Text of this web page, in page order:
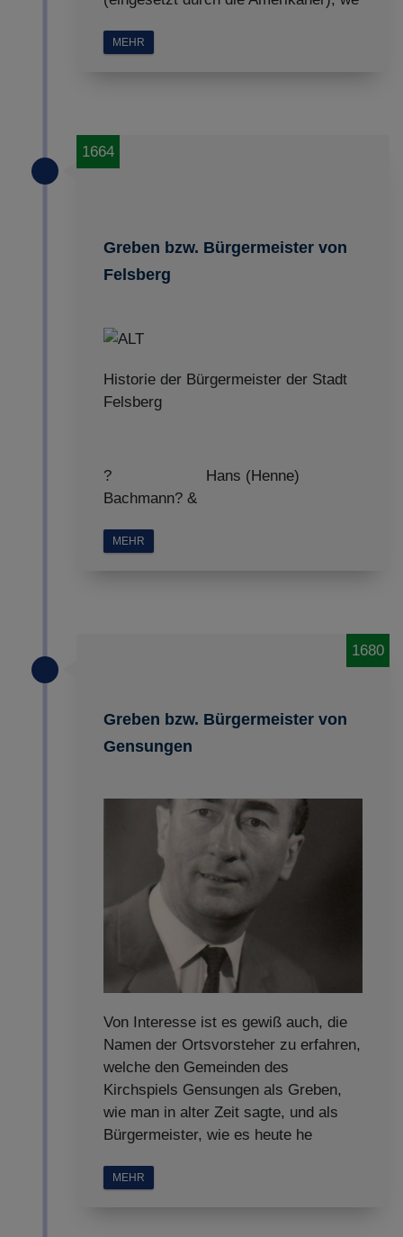
MEHR
Greben bzw. Bürgermeister von
Felsberg
1664
Historie der Bürgermeister der Stadt
Felsberg
? Hans (Henne)
Bachmann? &
MEHR
Greben bzw. Bürgermeister von
Gensungen
1680
Von Interesse ist es gewiß auch, die
Namen der Ortsvorsteher zu erfahren,
welche den Gemeinden des
Kirchspiels Gensungen als Greben,
wie man in alter Zeit sagte, und als
Bürgermeister, wie es heute he
MEHR